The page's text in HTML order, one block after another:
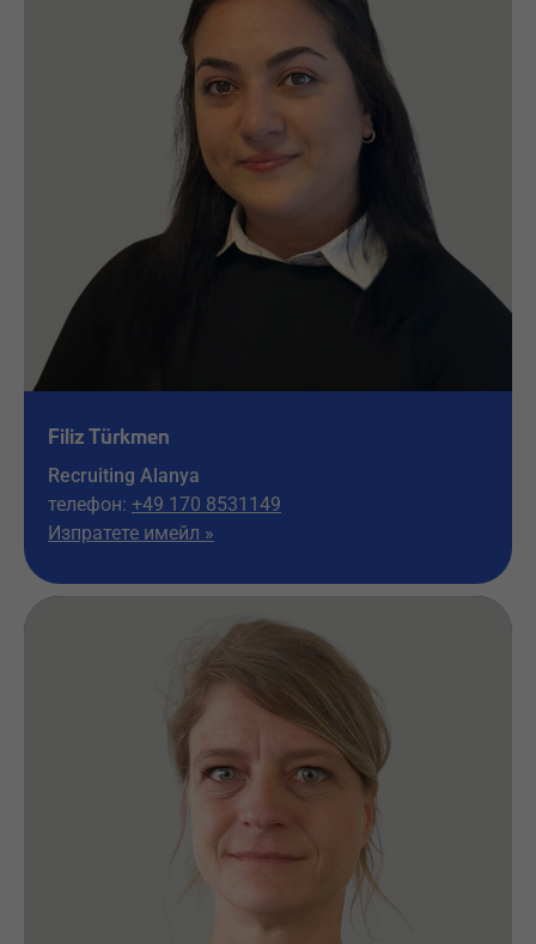
Filiz Türkmen
Recruiting Alanya
телефон: +49 170 8531149
Изпратете имейл »